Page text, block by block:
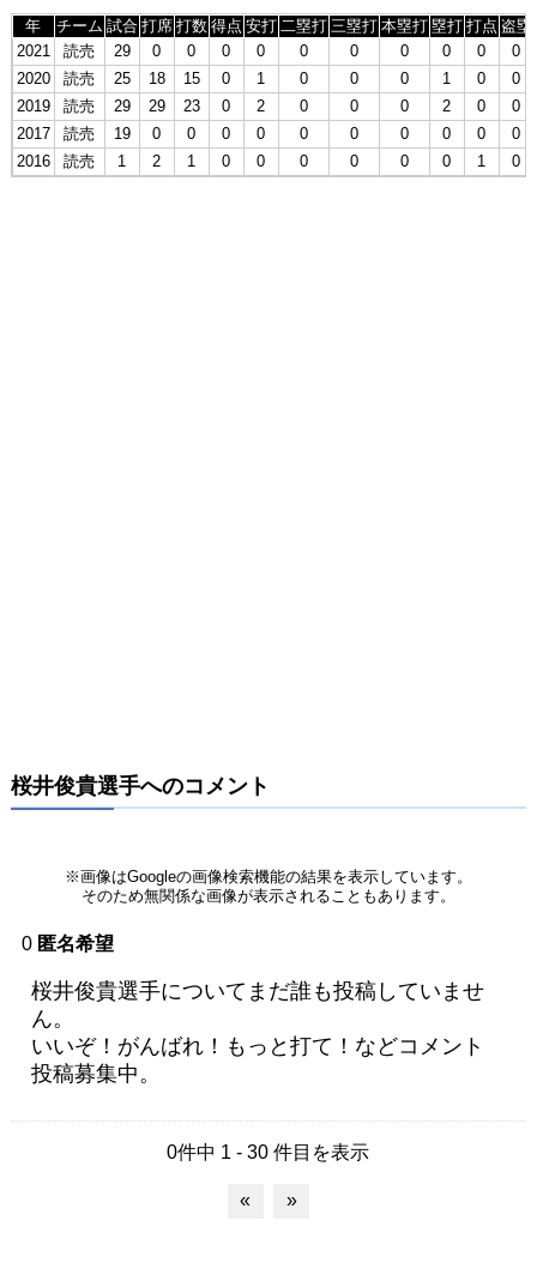
年 チーム 試合 打席 打数 得点 安打 二塁打 三塁打 本塁打 塁打 打点 盗塁
2021
読売 29 0 0 0 0 0 0 0 0 0
0
2020
読売 25 18 15 0 1 0 0 0 1 0
0
2019
読売 29 29 23 0 2 0 0 0 2 0
0
2017
読売 19 0 0 0 0 0 0 0 0 0
0
2016
読売 1 2 1 0 0 0 0 0 0 1 0
桜井俊貴選手へのコメント
※画像はGoogleの画像検索機能の結果を表示しています。
そのため無関係な画像が表示されることもあります。
0 匿名希望
桜井俊貴選手についてまだ誰も投稿していませ
ん。
いいぞ！がんばれ！もっと打て！などコメント
投稿募集中。
0件中 1 - 30 件目を表示
« »